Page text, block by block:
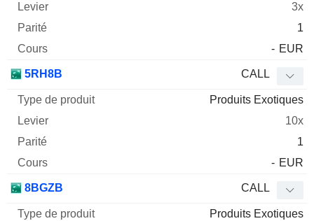
3x
1
- EUR
5RH8B CALL
Produits Exotiques
10x
1
- EUR
8BGZB CALL
Produits Exotiques